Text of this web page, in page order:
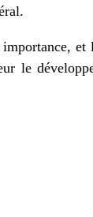
et
le